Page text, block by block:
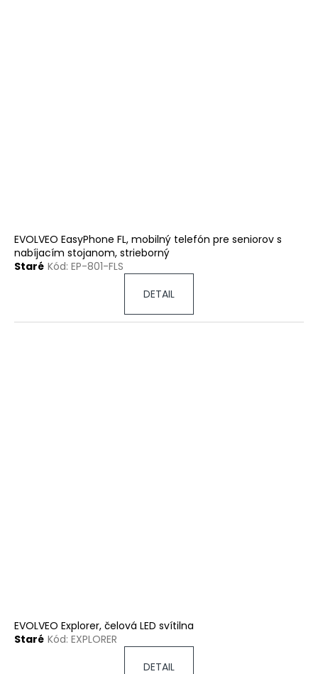
EVOLVEO EasyPhone FL, mobilný telefón pre seniorov s
nabíjacím stojanom, strieborný
Staré Kód: EP-801-FLS
DETAIL
EVOLVEO Explorer, čelová LED svítilna
Staré Kód: EXPLORER
DETAIL